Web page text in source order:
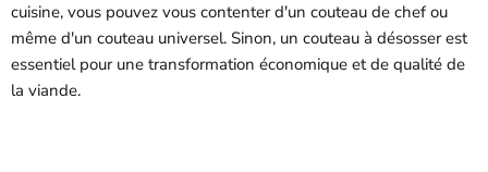
cuisine, vous pouvez vous contenter d'un couteau de chef ou
même d'un couteau universel. Sinon, un couteau à désosser est
essentiel pour une transformation économique et de qualité de
la viande.